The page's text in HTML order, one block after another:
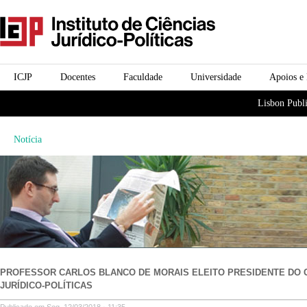
principal
icjp
menu-institucional Apoios e
Universidade
Faculdade
Docentes
ICJP
Lisbon
Notícia
PROFESSOR CARLOS BLANCO DE MORAIS ELEITO PRESIDENTE DO
JURÍDICO-POLÍTICAS